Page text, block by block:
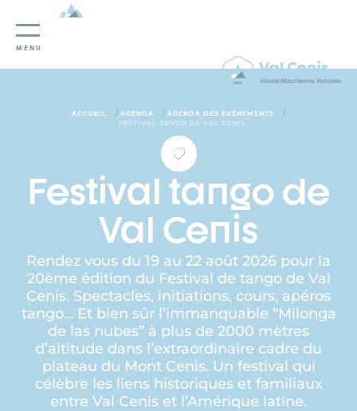
Panneau de gestion des cookies
MENU
ACCUEIL / AGENDA / AGENDA DES ÉVÉNEMENTS /
FESTIVAL TANGO DE VAL CENIS
Festival tango de
Val Cenis
Rendez vous du 19 au 22 août 2026 pour la
20ème édition du Festival de tango de Val
Cenis. Spectacles, initiations, cours, apéros
tango… Et bien sûr l’immanquable “Milonga
de las nubes” à plus de 2000 mètres
d’altitude dans l’extraordinaire cadre du
plateau du Mont Cenis. Un festival qui
célèbre les liens historiques et familiaux
entre Val Cenis et l’Amérique latine.